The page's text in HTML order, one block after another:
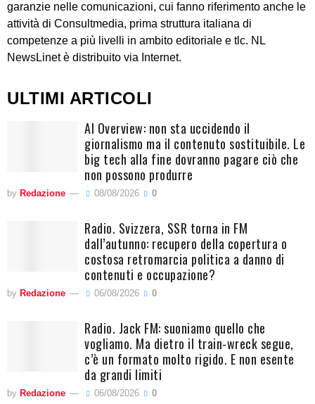
garanzie nelle comunicazioni, cui fanno riferimento anche le
attività di Consultmedia, prima struttura italiana di
competenze a più livelli in ambito editoriale e tlc. NL
NewsLinet è distribuito via Internet.
ULTIMI ARTICOLI
AI Overview: non sta uccidendo il
giornalismo ma il contenuto sostituibile. Le
big tech alla fine dovranno pagare ciò che
non possono produrre
by Redazione 08/08/2026 0
Radio. Svizzera, SSR torna in FM
dall’autunno: recupero della copertura o
costosa retromarcia politica a danno di
contenuti e occupazione?
by Redazione 06/08/2026 0
Radio. Jack FM: suoniamo quello che
vogliamo. Ma dietro il train-wreck segue,
c’è un formato molto rigido. E non esente
da grandi limiti
by Redazione 06/08/2026 0